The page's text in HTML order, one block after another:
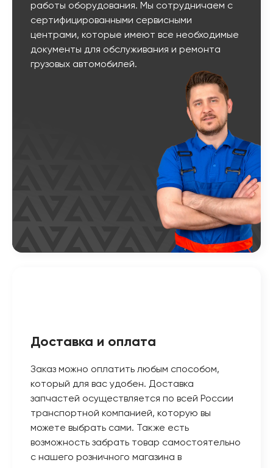
работы оборудования. Мы сотрудничаем с
сертифицированными сервисными
центрами, которые имеют все необходимые
документы для обслуживания и ремонта
грузовых автомобилей.
Доставка и оплата
Заказ можно оплатить любым способом,
который для вас удобен. Доставка
запчастей осуществляется по всей России
транспортной компанией, которую вы
можете выбрать сами. Также есть
возможность забрать товар самостоятельно
с нашего розничного магазина в